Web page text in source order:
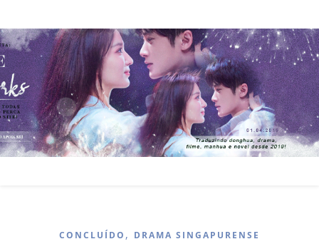
CONCLUÍDO , DRAMA SINGAPURENSE